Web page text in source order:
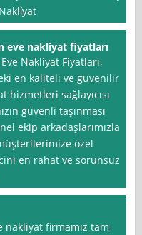
eve nakliyat fiyatları
Nakliyat Fiyatları,
en kaliteli ve güvenilir
hizmetleri sağlayıcısı
güvenli taşınması
ekip arkadaşlarımızla
özel
en rahat ve sorunsuz
nakliyat firmamız tam